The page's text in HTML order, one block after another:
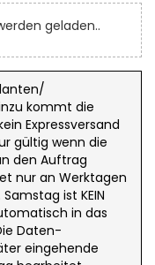
geladen..
kommt die
Expressversand
gültig wenn die
den Auftrag
nur an Werktagen
ist KEIN
in das
Daten-
eingehende